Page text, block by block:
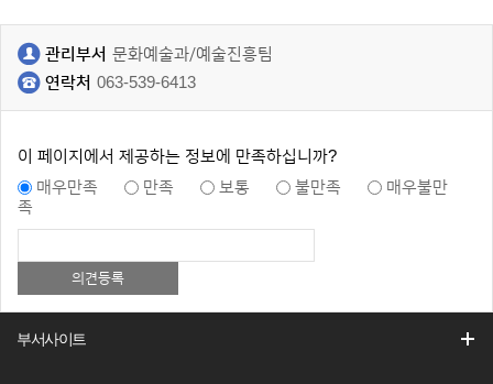
관리부서 문화예술과/예술진흥팀
연락처 063-539-6413
이 페이지에서 제공하는 정보에 만족하십니까?
매우만족
만족 보통 불만족
매우불만
족
부서사이트